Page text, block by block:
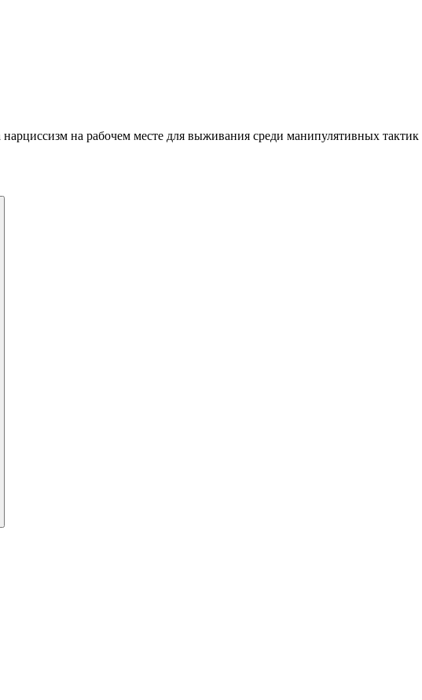
на рабочем месте для выживания среди манипулятивных тактик